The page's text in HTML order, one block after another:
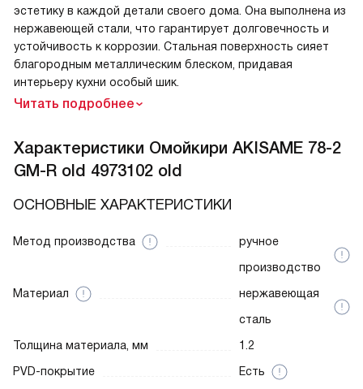
эстетику в каждой детали своего дома. Она выполнена из
нержавеющей стали, что гарантирует долговечность и
устойчивость к коррозии. Стальная поверхность сияет
благородным металлическим блеском, придавая
интерьеру кухни особый шик.
Читать подробнее
Характеристики Омойкири AKISAME 78-2
GM-R old 4973102 old
ОСНОВНЫЕ ХАРАКТЕРИСТИКИ
Метод производства
ручное
производство
Материал
нержавеющая
сталь
Толщина материала, мм
1.2
PVD-покрытие
Есть